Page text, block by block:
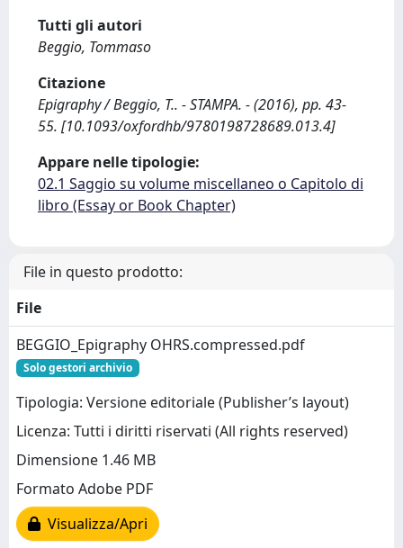
Tutti gli autori
Beggio, Tommaso
Citazione
Epigraphy / Beggio, T.. - STAMPA. - (2016), pp. 43-
55. [10.1093/oxfordhb/9780198728689.013.4]
Appare nelle tipologie:
02.1 Saggio su volume miscellaneo o Capitolo di
libro (Essay or Book Chapter)
File in questo prodotto:
File
BEGGIO_Epigraphy OHRS.compressed.pdf
Solo gestori archivio
Tipologia: Versione editoriale (Publisher’s layout)
Licenza: Tutti i diritti riservati (All rights reserved)
Dimensione 1.46 MB
Formato Adobe PDF
Visualizza/Apri